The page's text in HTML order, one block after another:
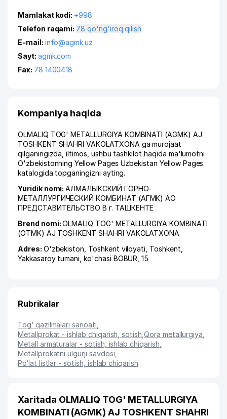
Mamlakat kodi: +998
Telefon raqami:
78 qo'ng'iroq qilish
E-mail: info@agmk.uz
Sayt: agmk.com
Fax: 78 1400418
Kompaniya haqida
OLMALIQ TOG' METALLURGIYA KOMBINATI (AGMK) AJ
TOSHKENT SHAHRI VAKOLATXONA ga murojaat
qilganingizda, iltimos, ushbu tashkilot haqida ma'lumotni
O'zbekistonning Yellow Pages Uzbekistan Yellow Pages
katalogida topganingizni ayting.
Yuridik nomi:АЛМАЛЫКСКИЙ ГОРНО-
МЕТАЛЛУРГИЧЕСКИЙ КОМБИНАТ (АГМК) АО
ПРЕДСТАВИТЕЛЬСТВО В г. ТАШКЕНТЕ
Brend nomi:OLMALIQ TOG' METALLURGIYA KOMBINATI
(OTMK) AJ TOSHKENT SHAHRI VAKOLATXONA
Adres: O'zbekiston, Toshkent viloyati Toshkent
Yakkasaroy tumani ,ko'chasi BOBUR , 15
Rubrikalar
Tog‘ qazilmalari sanoati
Metallprokat - ishlab chiqarish, sotish ,Qora metallurgiya
Metall armaturalar - sotish, ishlab chiqarish
Metallprokatni ulgurji savdosi
Po‘lat listlar - sotish, ishlab chiqarish
Xaritada OLMALIQ TOG' METALLURGIYA
KOMBINATI (AGMK) AJ TOSHKENT SHAHRI